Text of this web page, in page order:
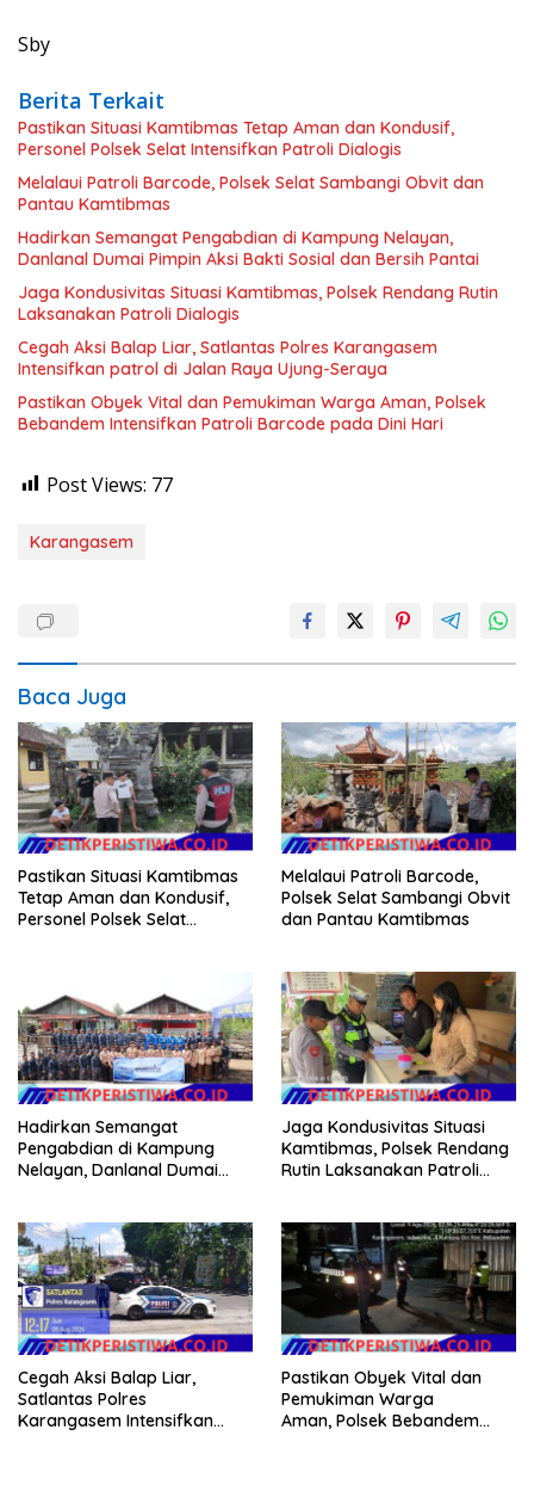
Sby
Berita Terkait
Pastikan Situasi Kamtibmas Tetap Aman dan Kondusif,
Personel Polsek Selat Intensifkan Patroli Dialogis
Melalaui Patroli Barcode, Polsek Selat Sambangi Obvit dan
Pantau Kamtibmas
Hadirkan Semangat Pengabdian di Kampung Nelayan,
Danlanal Dumai Pimpin Aksi Bakti Sosial dan Bersih Pantai
Jaga Kondusivitas Situasi Kamtibmas, Polsek Rendang Rutin
Laksanakan Patroli Dialogis
Cegah Aksi Balap Liar, Satlantas Polres Karangasem
Intensifkan patrol di Jalan Raya Ujung-Seraya
Pastikan Obyek Vital dan Pemukiman Warga Aman, Polsek
Bebandem Intensifkan Patroli Barcode pada Dini Hari
Post Views: 77
Karangasem
Baca Juga
Pastikan Situasi Kamtibmas
Tetap Aman dan Kondusif,
Personel Polsek Selat
Melalaui Patroli Barcode,
Polsek Selat Sambangi Obvit
dan Pantau Kamtibmas
Hadirkan Semangat
Pengabdian di Kampung
Nelayan, Danlanal Dumai
Jaga Kondusivitas Situasi
Kamtibmas, Polsek Rendang
Rutin Laksanakan Patroli
Cegah Aksi Balap Liar,
Satlantas Polres
Karangasem Intensifkan
Pastikan Obyek Vital dan
Pemukiman Warga
Aman, Polsek Bebandem